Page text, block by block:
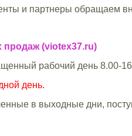
и партнеры обращаем
(viotex37.ru)
рабочий день 8.00-
день.
в выходные дни,